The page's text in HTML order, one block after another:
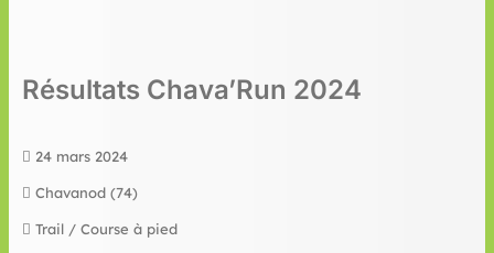
Résultats Chava’Run 2024
24 mars 2024
Chavanod (74)
Trail / Course à pied